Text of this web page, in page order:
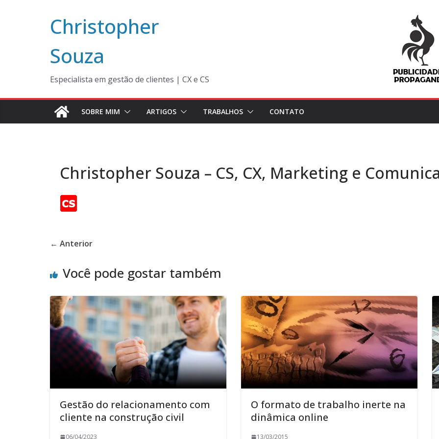
Christopher
Souza
Especialista em gestão de clientes | CX e CS
SOBRE MIM ARTIGOS TRABALHOS CONTATO
Christopher Souza – CS, CX, Marketing e
← Anterior
Você pode gostar também
Gestão do relacionamento com
cliente na construção civil
06/04/2023
O formato de trabalho inerte na
dinâmica online
13/03/2015